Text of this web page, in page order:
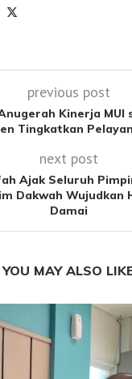
previous post
Kinerja MUI
Tingkatkan
next post
Ajak Seluruh
Dakwah Wujudkan
Damai
YOU MAY ALSO